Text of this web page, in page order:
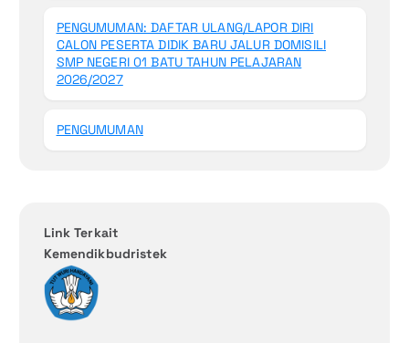
PENGUMUMAN: DAFTAR ULANG/LAPOR DIRI
CALON PESERTA DIDIK BARU JALUR DOMISILI
SMP NEGERI 01 BATU TAHUN PELAJARAN
2026/2027
PENGUMUMAN
Link Terkait
Kemendikbudristek